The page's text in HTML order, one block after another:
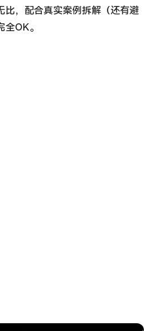
，配合真实案例拆解（还有避
OK。